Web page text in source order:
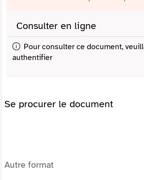
Consulter en ligne
Pour consulter ce document,
authentifier
Se procurer le document
Autre format